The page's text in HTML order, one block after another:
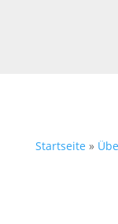
Startseite »